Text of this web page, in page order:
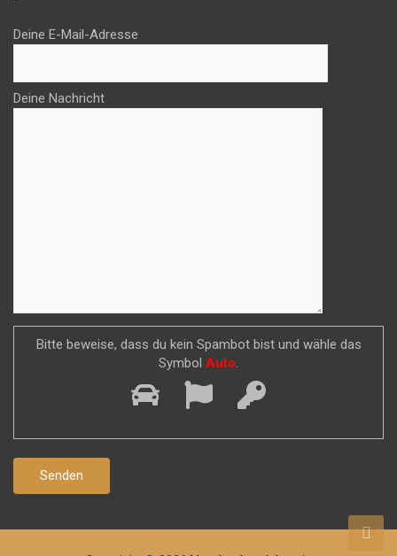
Deine E-Mail-Adresse
Deine Nachricht
Bitte beweise, dass du kein Spambot bist und wähle das
Symbol Auto.